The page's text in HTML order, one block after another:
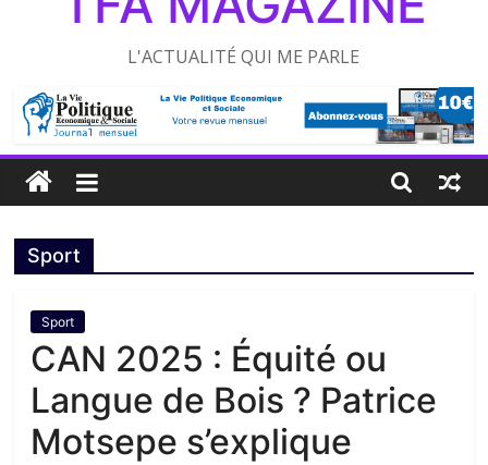
L'ACTUALITÉ QUI ME PARLE
Sport
Sport
CAN 2025 : Équité ou
Langue de Bois ? Patrice
Motsepe s’explique